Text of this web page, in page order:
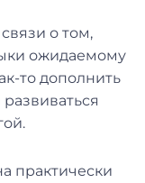
о том,
ожидаемому
то дополнить
практически